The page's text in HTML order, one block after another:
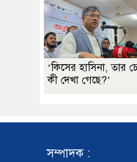
‘কিসের হাসিনা, তার
কী দেখা গেছে?’
সম্পাদক :